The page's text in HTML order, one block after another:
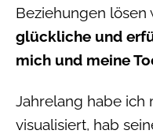
Beziehungen lösen
glückliche und
mich und meine
Jahrelang habe ich
visualisiert, hab